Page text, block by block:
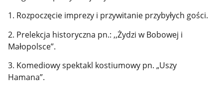
1. Rozpoczęcie imprezy i przywitanie przybyłych gości.
2. Prelekcja historyczna pn.: ,,Żydzi w Bobowej i
Małopolsce”.
3. Komediowy spektakl kostiumowy pn. „Uszy
Hamana”.